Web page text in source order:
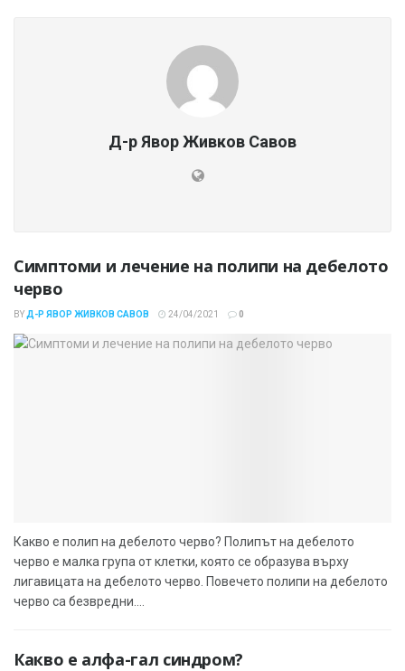
Д-р Явор Живков Савов
Симптоми и лечение на полипи на дебелото
черво
BY Д-Р ЯВОР ЖИВКОВ САВОВ 24/04/2021 0
Какво е полип на дебелото черво? Полипът на дебелото
черво е малка група от клетки, която се образува върху
лигавицата на дебелото черво. Повечето полипи на дебелото
черво са безвредни....
Какво е алфа-гал синдром?